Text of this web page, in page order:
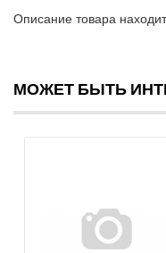
Описание товара
МОЖЕТ БЫТЬ